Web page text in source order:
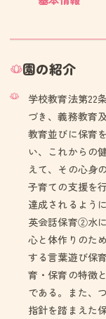
園の紹介
学校教育法第22
づき、義務教育
教育並びに保育
い、これからの
えて、その心身
子育ての支援を
達成されるよう
英会話保育②水
心と体作りのた
する言葉遊び保
育・保育の特徴
である。また、
指針を踏まえた